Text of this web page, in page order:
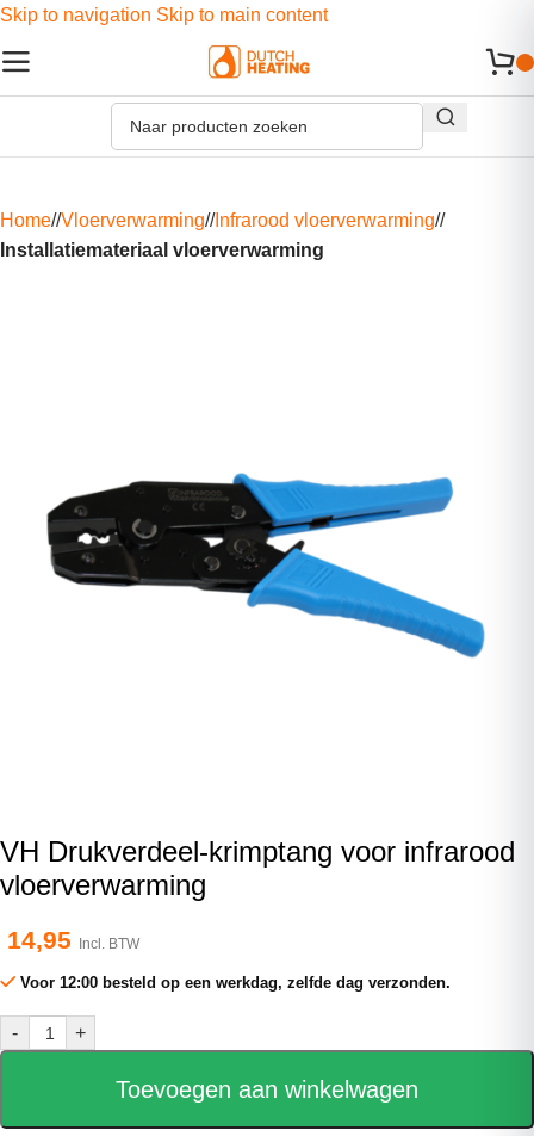
Skip to navigation Skip to main content
Home/ Vloerverwarming/ Infrarood vloerverwarming/
Installatiemateriaal vloerverwarming
VH Drukverdeel-krimptang voor infrarood
vloerverwarming
14,95 Incl. BTW
Voor 12:00 besteld op een werkdag, zelfde dag verzonden.
- +
Toevoegen aan winkelwagen